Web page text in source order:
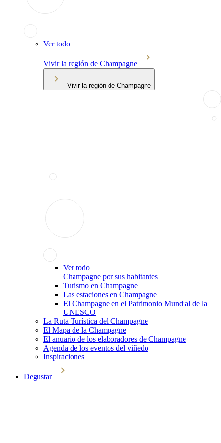
Ver todo
Vivir la región de Champagne
Vivir la región de Champagne
Ver todo
Champagne por sus habitantes
Turismo en Champagne
Las estaciones en Champagne
El Champagne en el Patrimonio Mundial de la
UNESCO
La Ruta Turística del Champagne
El Mapa de la Champagne
El anuario de los elaboradores de Champagne
Agenda de los eventos del viñedo
Inspiraciones
Degustar